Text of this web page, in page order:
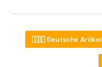
🇩🇪 Deutsche Artikel